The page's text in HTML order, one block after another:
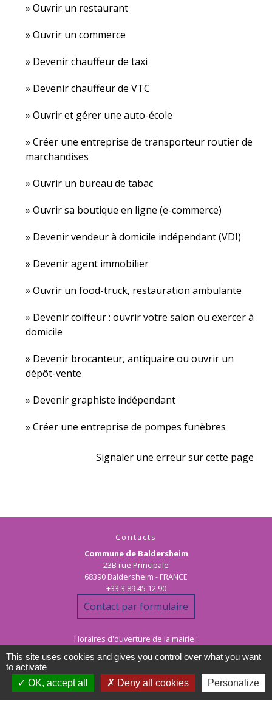
Ouvrir un restaurant
Ouvrir un commerce
Devenir chauffeur de taxi
Devenir chauffeur de VTC
Ouvrir et gérer une auto-école
Créer une entreprise de transporteur routier de
marchandises
Ouvrir un bureau de tabac
Ouvrir sa boutique en ligne (e-commerce)
Devenir vendeur à domicile indépendant (VDI)
Devenir agent immobilier
Ouvrir un food-truck, restauration ambulante
Devenir coiffeur : ouvrir votre salon ou exercer à
domicile
Devenir brocanteur, antiquaire ou ouvrir un
dépôt-vente
Devenir graphiste indépendant
Créer une entreprise de pompes funèbres
Signaler une erreur sur cette page
Contacts
Commune de Baldersheim
23B rue Principale
68390 Baldersheim - FRANCE
+33 3 89 45 12 90
Contact par formulaire
Horaires d'ouverture de la mairie :
les après-midi : lundi au jeudi de 15h00 à 17h30
This site uses cookies and gives you control over what you want
to activate
OK, accept all
Deny all cookies Personalize